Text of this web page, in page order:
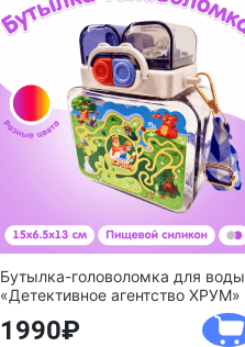
Бутылка-головоломка для воды
«Детективное агентство ХРУМ»
1990